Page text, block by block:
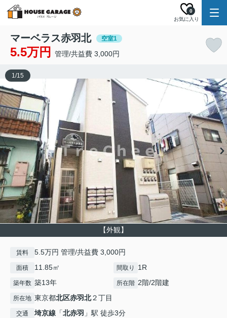
お気に入り
0
マーベラス赤羽北 空室1
5.5万円 管理/共益費 3,000円
【外観】
1/15
賃料 5.5万円 管理/共益費 3,000円
面積 11.85㎡ 間取り 1R
築年数 築13年 所在階 2階/2階建
所在地 東京都北区赤羽北２丁目
交通 埼京線 「北赤羽 」駅 徒歩3分